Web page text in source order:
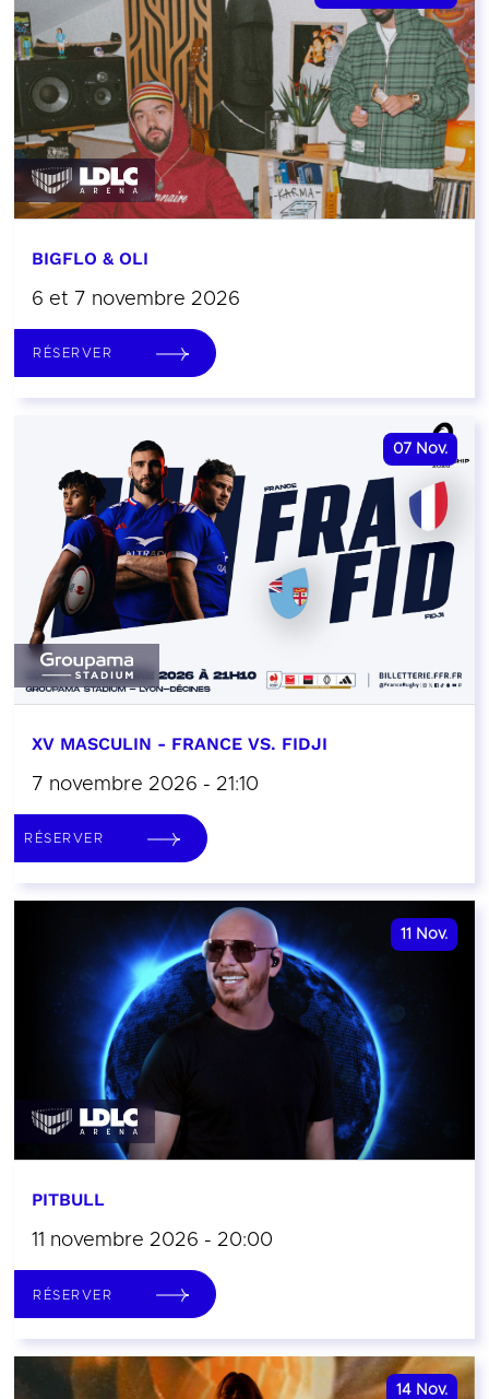
BIGFLO & OLI
6 et 7 novembre 2026
RÉSERVER
07 Nov.
XV MASCULIN - FRANCE VS. FIDJI
7 novembre 2026 - 21:10
RÉSERVER
11 Nov.
PITBULL
11 novembre 2026 - 20:00
RÉSERVER
14 Nov.